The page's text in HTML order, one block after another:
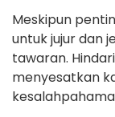
Meskipun
untuk jujur dan
tawaran.
menyesatkan